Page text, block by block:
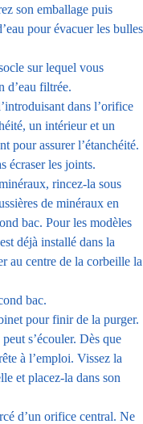
son emballage puis
pour évacuer les bulles
sur lequel vous
d’eau filtrée.
dans l’orifice
un intérieur et un
pour assurer l’étanchéité.
écraser les joints.
rincez-la sous
de minéraux en
bac. Pour les modèles
déjà installé dans la
au centre de la corbeille la
bac.
pour finir de la purger.
s’écouler. Dès que
à l’emploi. Vissez la
et placez-la dans son
d’un orifice central. Ne